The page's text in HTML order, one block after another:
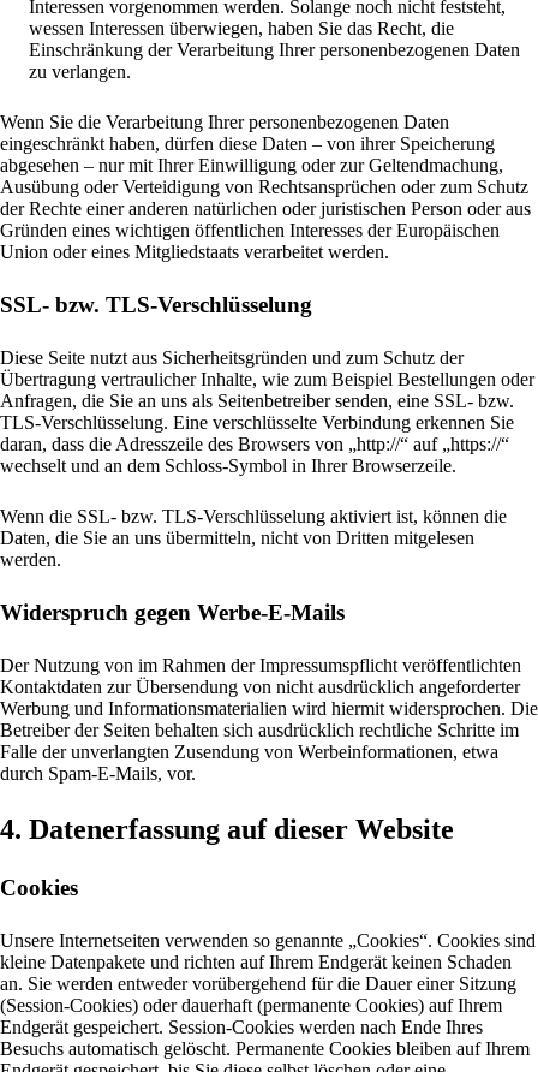
Interessen vorgenommen werden. Solange noch nicht feststeht,
wessen Interessen überwiegen, haben Sie das Recht, die
Einschränkung der Verarbeitung Ihrer personenbezogenen Daten
zu verlangen.
Wenn Sie die Verarbeitung Ihrer personenbezogenen Daten
eingeschränkt haben, dürfen diese Daten – von ihrer Speicherung
abgesehen – nur mit Ihrer Einwilligung oder zur Geltendmachung,
Ausübung oder Verteidigung von Rechtsansprüchen oder zum Schutz
der Rechte einer anderen natürlichen oder juristischen Person oder aus
Gründen eines wichtigen öffentlichen Interesses der Europäischen
Union oder eines Mitgliedstaats verarbeitet werden.
SSL- bzw. TLS-Verschlüsselung
Diese Seite nutzt aus Sicherheitsgründen und zum Schutz der
Übertragung vertraulicher Inhalte, wie zum Beispiel Bestellungen oder
Anfragen, die Sie an uns als Seitenbetreiber senden, eine SSL- bzw.
TLS-Verschlüsselung. Eine verschlüsselte Verbindung erkennen Sie
daran, dass die Adresszeile des Browsers von „http://“ auf „https://“
wechselt und an dem Schloss-Symbol in Ihrer Browserzeile.
Wenn die SSL- bzw. TLS-Verschlüsselung aktiviert ist, können die
Daten, die Sie an uns übermitteln, nicht von Dritten mitgelesen
werden.
Widerspruch gegen Werbe-E-Mails
Der Nutzung von im Rahmen der Impressumspflicht veröffentlichten
Kontaktdaten zur Übersendung von nicht ausdrücklich angeforderter
Werbung und Informationsmaterialien wird hiermit widersprochen. Die
Betreiber der Seiten behalten sich ausdrücklich rechtliche Schritte im
Falle der unverlangten Zusendung von Werbeinformationen, etwa
durch Spam-E-Mails, vor.
4. Datenerfassung auf dieser Website
Cookies
Unsere Internetseiten verwenden so genannte „Cookies“. Cookies sind
kleine Datenpakete und richten auf Ihrem Endgerät keinen Schaden
an. Sie werden entweder vorübergehend für die Dauer einer Sitzung
(Session-Cookies) oder dauerhaft (permanente Cookies) auf Ihrem
Endgerät gespeichert. Session-Cookies werden nach Ende Ihres
Besuchs automatisch gelöscht. Permanente Cookies bleiben auf Ihrem